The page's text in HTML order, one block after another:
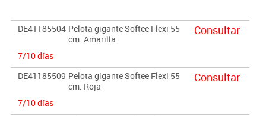
DE41185504 Pelota gigante Softee Flexi 55
cm. Amarilla
7/10 días
Consultar
DE41185509 Pelota gigante Softee Flexi 55
cm. Roja
7/10 días
Consultar